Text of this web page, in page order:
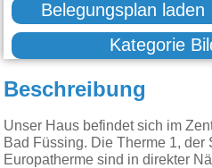
Belegungsplan laden
Kategorie
Beschreibung
Unser Haus befindet sich im
Bad Füssing. Die Therme 1, der
Europatherme sind in direkter